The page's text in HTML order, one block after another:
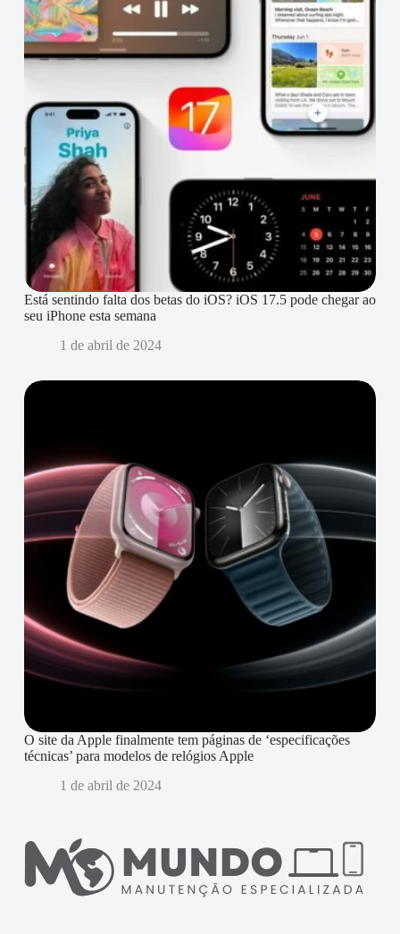
Está sentindo falta dos betas do iOS? iOS 17.5 pode chegar ao
seu iPhone esta semana
1 de abril de 2024
O site da Apple finalmente tem páginas de ‘especificações
técnicas’ para modelos de relógios Apple
1 de abril de 2024